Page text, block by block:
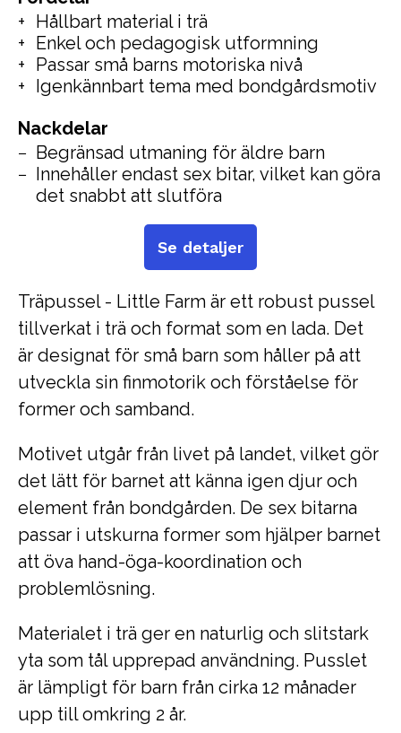
Träpussel - Little Farm är ett robust pussel
tillverkat i trä och format som en lada. Det
är designat för små barn som håller på att
utveckla sin finmotorik och förståelse för
former och samband.
Motivet utgår från livet på landet, vilket gör
det lätt för barnet att känna igen djur och
element från bondgården. De sex bitarna
passar i utskurna former som hjälper barnet
att öva hand-öga-koordination och
problemlösning.
Materialet i trä ger en naturlig och slitstark
yta som tål upprepad användning. Pusslet
är lämpligt för barn från cirka 12 månader
upp till omkring 2 år.
Hållbart material i trä
Enkel och pedagogisk utformning
Passar små barns motoriska nivå
Igenkännbart tema med bondgårdsmotiv
Nackdelar
Begränsad utmaning för äldre barn
Innehåller endast sex bitar, vilket kan göra
det snabbt att slutföra
Se detaljer